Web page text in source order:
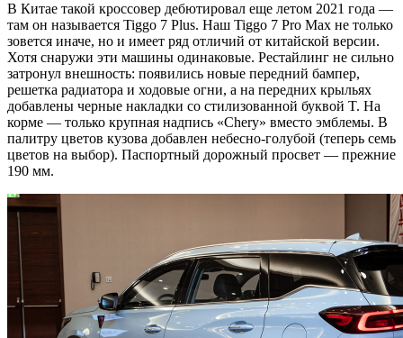
В Китае такой кроссовер дебютировал еще летом 2021 года —
там он называется Tiggo 7 Plus. Наш Tiggo 7 Pro Max не только
зовется иначе, но и имеет ряд отличий от китайской версии.
Хотя снаружи эти машины одинаковые. Рестайлинг не сильно
затронул внешность: появились новые передний бампер,
решетка радиатора и ходовые огни, а на передних крыльях
добавлены черные накладки со стилизованной буквой T. На
корме — только крупная надпись «Chery» вместо эмблемы. В
палитру цветов кузова добавлен небесно-голубой (теперь семь
цветов на выбор). Паспортный дорожный просвет — прежние
190 мм.